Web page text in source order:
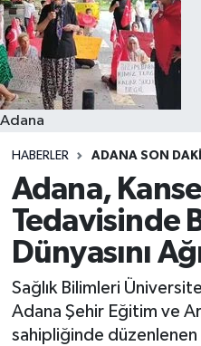
Adana
HABERLER ADANA SON
Adana,
Tedavisinde
Dünyasını
Sağlık Bilimleri
Adana Şehir Eğitim ve
sahipliğinde
Resmi İlanlar